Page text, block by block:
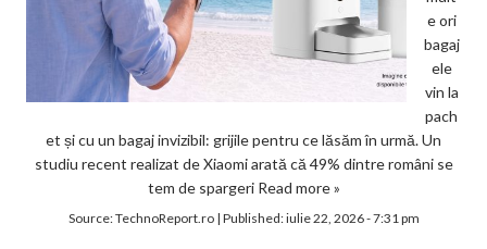
e ori
bagaj
ele
vin la
pach
et și cu un bagaj invizibil: grijile pentru ce lăsăm în urmă. Un
studiu recent realizat de Xiaomi arată că 49% dintre români se
tem de spargeri Read more »
Source:TechnoReport.ro| Published:iulie 22, 2026 - 7:31 pm